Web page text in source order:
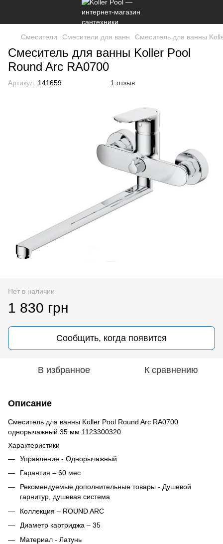
Смесители Cмесители для ванн Cмеситель для ванны
Cмеситель для ванны Koller Pool
Round Arc RA0700
Артикул: 141659 1 отзыв
Нет в наличии
1 830 грн
Сообщить, когда появится
В избранное К сравнению
Описание
Смеситель для ванны Koller Pool Round Arc RA0700
однорычажный 35 мм 1123300320
Характеристики
Управление - Однорычажный
Гарантия – 60 мес
Рекомендуемые дополнительные товары - Душевой
гарнитур, душевая система
Коллекция – ROUND ARC
Диаметр картриджа – 35
Материал - Латунь